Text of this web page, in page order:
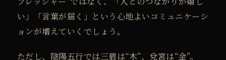
い」「言葉が届く」という心地よいコミュニケーシ
ョンが増えていくでしょう。
ただし、陰陽五行では三碧は“木”、兌宮は“金”。